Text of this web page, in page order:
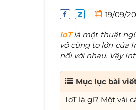
19/09/
IoTlà một thuật ngữ
vô cùng to lớn của
nối với nhau. Vậy
Mục lục bài
IoT là gì? Một vài